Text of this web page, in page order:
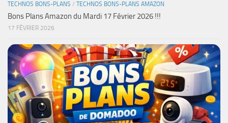
TECHNOS BONS-PLANS / TECHNOS BONS-PLANS AMAZON
Bons Plans Amazon du Mardi 17 Février 2026 !!!
17 FÉVRIER 2026